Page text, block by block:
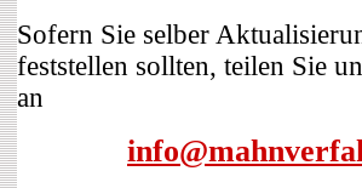
Sofern Sie selber
feststellen sollten, teilen Sie
an